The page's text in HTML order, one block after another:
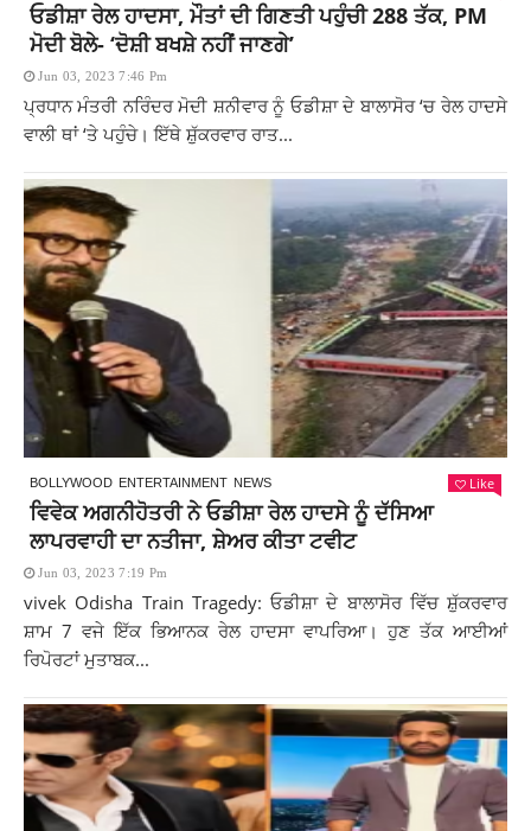
ਓਡੀਸ਼ਾ ਰੇਲ ਹਾਦਸਾ, ਮੌਤਾਂ ਦੀ ਗਿਣਤੀ ਪਹੁੰਚੀ 288 ਤੱਕ, PM
ਮੋਦੀ ਬੋਲੇ- ‘ਦੋਸ਼ੀ ਬਖਸ਼ੇ ਨਹੀਂ ਜਾਣਗੇ’
Jun 03, 2023 7:46 Pm
ਪ੍ਰਧਾਨ ਮੰਤਰੀ ਨਰਿੰਦਰ ਮੋਦੀ ਸ਼ਨੀਵਾਰ ਨੂੰ ਓਡੀਸ਼ਾ ਦੇ ਬਾਲਾਸੋਰ ‘ਚ ਰੇਲ ਹਾਦਸੇ
ਵਾਲੀ ਥਾਂ ‘ਤੇ ਪਹੁੰਚੇ। ਇੱਥੇ ਸ਼ੁੱਕਰਵਾਰ ਰਾਤ...
BOLLYWOOD ENTERTAINMENT NEWS Like
ਵਿਵੇਕ ਅਗਨੀਹੋਤਰੀ ਨੇ ਓਡੀਸ਼ਾ ਰੇਲ ਹਾਦਸੇ ਨੂੰ ਦੱਸਿਆ
ਲਾਪਰਵਾਹੀ ਦਾ ਨਤੀਜਾ, ਸ਼ੇਅਰ ਕੀਤਾ ਟਵੀਟ
Jun 03, 2023 7:19 Pm
vivek Odisha Train Tragedy: ਓਡੀਸ਼ਾ ਦੇ ਬਾਲਾਸੋਰ ਵਿੱਚ ਸ਼ੁੱਕਰਵਾਰ
ਸ਼ਾਮ 7 ਵਜੇ ਇੱਕ ਭਿਆਨਕ ਰੇਲ ਹਾਦਸਾ ਵਾਪਰਿਆ। ਹੁਣ ਤੱਕ ਆਈਆਂ
ਰਿਪੋਰਟਾਂ ਮੁਤਾਬਕ...